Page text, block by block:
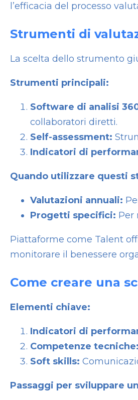
l’efficacia del processo
Strumenti di
La scelta dello strumento
Strumenti principali:
Software di analisi
collaboratori diretti.
Self-assessment:
Indicatori di
Quando utilizzare questi
Valutazioni annuali:
Progetti specifici: Per
Piattaforme come Talent
monitorare il benessere
Come creare una
Elementi chiave:
Indicatori di
Competenze tecniche:
Soft skills:
Passaggi per sviluppare